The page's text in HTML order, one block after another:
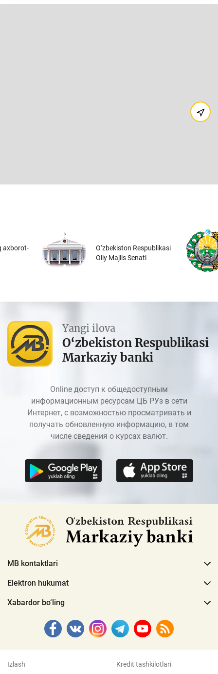
axborot-
O‘zbekiston Respublikasi
Oliy Majlis Senati
Yangi ilova
O‘zbekiston Respublikasi
Markaziy banki
Online доступ к общедоступным
информационным ресурсам ЦБ РУз в сети
Интернет, с возможностью просматривать и
получать обновленную информацию, в том
числе сведения о курсах валют.
MB kontaktlari
Elektron hukumat
Xabardor bo‘ling
Izlash Kredit tashkilotlari